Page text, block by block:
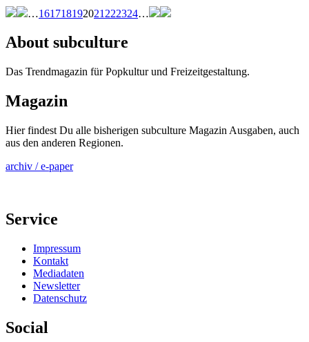
…161718192021 222324…
About subculture
Das Trendmagazin für Popkultur und Freizeitgestaltung.
Magazin
Hier findest Du alle bisherigen subculture Magazin Ausgaben, auch
aus den anderen Regionen.
archiv / e-paper
Service
Impressum
Kontakt
Mediadaten
Newsletter
Datenschutz
Social